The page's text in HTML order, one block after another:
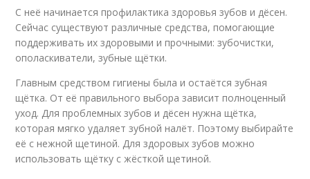
С неё начинается профилактика здоровья зубов и дёсен.
Сейчас существуют различные средства, помогающие
поддерживать их здоровыми и прочными: зубочистки,
ополаскиватели, зубные щётки.
Главным средством гигиены была и остаётся зубная
щётка. От её правильного выбора зависит полноценный
уход. Для проблемных зубов и дёсен нужна щётка,
которая мягко удаляет зубной налёт. Поэтому выбирайте
её с нежной щетиной. Для здоровых зубов можно
использовать щётку с жёсткой щетиной.